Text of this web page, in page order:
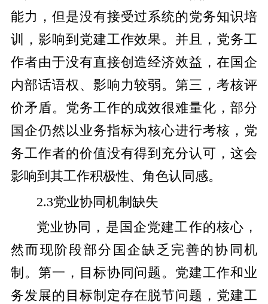
能力，但是没有接受过系统的党务知识培
训，影响到党建工作效果。并且，党务工
作者由于没有直接创造经济效益，在国企
内部话语权、影响力较弱。第三，考核评
价矛盾。党务工作的成效很难量化，部分
国企仍然以业务指标为核心进行考核，党
务工作者的价值没有得到充分认可，这会
影响到其工作积极性、角色认同感。
2.3党业协同机制缺失
党业协同，是国企党建工作的核心，
然而现阶段部分国企缺乏完善的协同机
制。第一，目标协同问题。党建工作和业
务发展的目标制定存在脱节问题，党建工